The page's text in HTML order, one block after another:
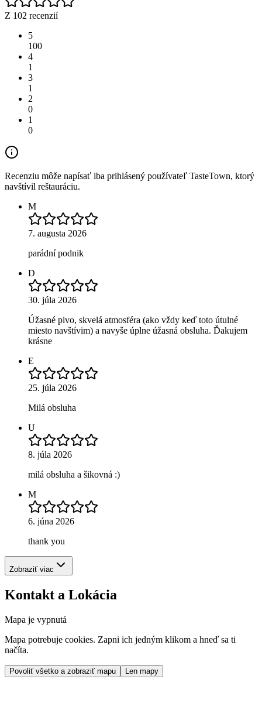
Z 102 recenzií
5
100
4
1
3
1
2
0
1
0
Recenziu môže napísať iba prihlásený používateľ TasteTown, ktorý
navštívil reštauráciu.
M
7. augusta 2026
parádní podnik
D
30. júla 2026
Úžasné pivo, skvelá atmosféra (ako vždy keď toto útulné
miesto navštívim) a navyše úplne úžasná obsluha. Ďakujem
krásne
E
25. júla 2026
Milá obsluha
U
8. júla 2026
milá obsluha a šikovná :)
M
6. júna 2026
thank you
Zobraziť viac
Kontakt a Lokácia
Mapa je vypnutá
Mapa potrebuje cookies. Zapni ich jedným klikom a hneď sa ti
načíta.
Povoliť všetko a zobraziť mapu Len mapy